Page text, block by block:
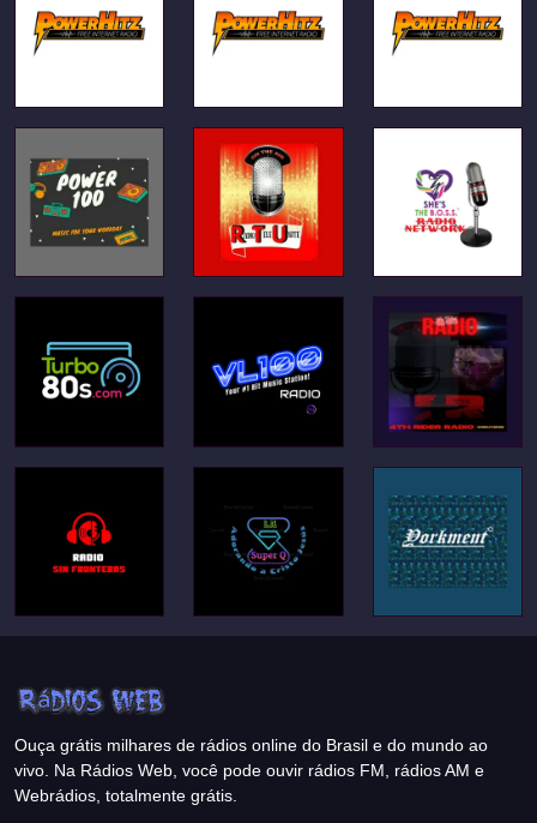
Ouça grátis milhares de rádios online do Brasil e do mundo ao
vivo. Na Rádios Web, você pode ouvir rádios FM, rádios AM e
Webrádios, totalmente grátis.